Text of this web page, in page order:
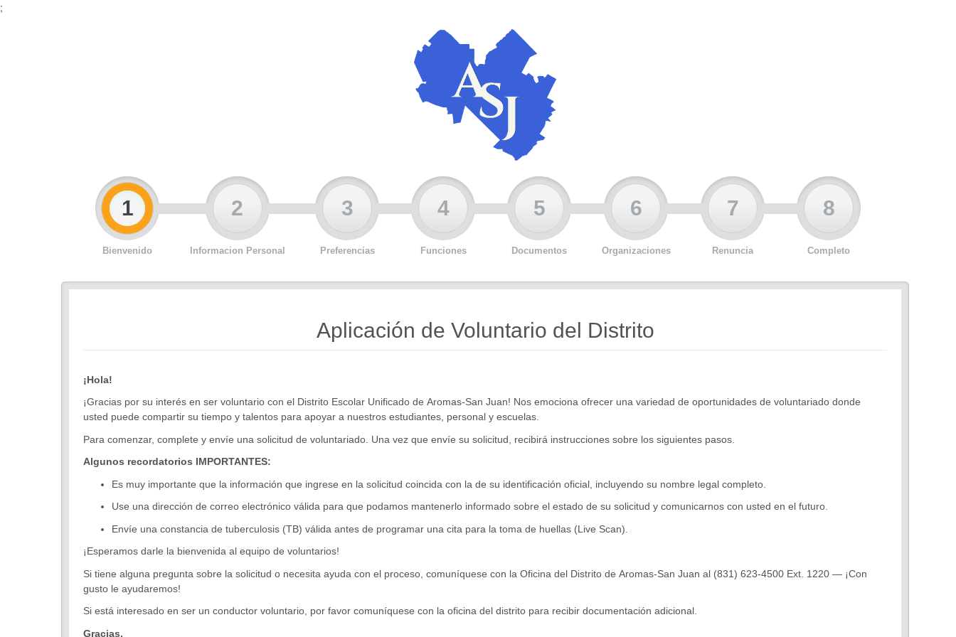
;
Bienvenido
1
Informacion Personal
2
Preferencias
3
Funciones
4
Documentos
5
Organizaciones
6
Renuncia
7
Completo
8
Aplicación de Voluntario del Distrito
¡Hola!
¡Gracias por su interés en ser voluntario con el Distrito Escolar Unificado de Aromas-San Juan! Nos emociona ofrecer una variedad de oportunidades de voluntariado donde
usted puede compartir su tiempo y talentos para apoyar a nuestros estudiantes, personal y escuelas.
Para comenzar, complete y envíe una solicitud de voluntariado. Una vez que envíe su solicitud, recibirá instrucciones sobre los siguientes pasos.
Algunos recordatorios IMPORTANTES:
Es muy importante que la información que ingrese en la solicitud coincida con la de su identificación oficial, incluyendo su nombre legal completo.
Use una dirección de correo electrónico válida para que podamos mantenerlo informado sobre el estado de su solicitud y comunicarnos con usted en el futuro.
Envíe una constancia de tuberculosis (TB) válida antes de programar una cita para la toma de huellas (Live Scan).
¡Esperamos darle la bienvenida al equipo de voluntarios!
Si tiene alguna pregunta sobre la solicitud o necesita ayuda con el proceso, comuníquese con la Oficina del Distrito de Aromas-San Juan al (831) 623-4500 Ext. 1220 — ¡Con
gusto le ayudaremos!
Si está interesado en ser un conductor voluntario, por favor comuníquese con la oficina del distrito para recibir documentación adicional.
Gracias,